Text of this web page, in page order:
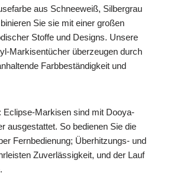
aus Schneeweiß, Silbergrau
Sie sie mit einer großen
Stoffe und Designs. Unsere
Markisentücher überzeugen durch
Farbbeständigkeit und
Eclipse-Markisen sind mit Dooya-
ausgestattet. So bedienen Sie die
Fernbedienung; Überhitzungs- und
Zuverlässigkeit, und der Lauf